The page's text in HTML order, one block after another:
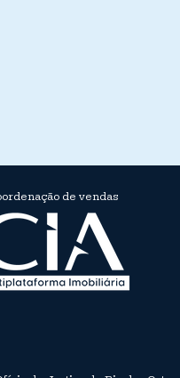
de vendas